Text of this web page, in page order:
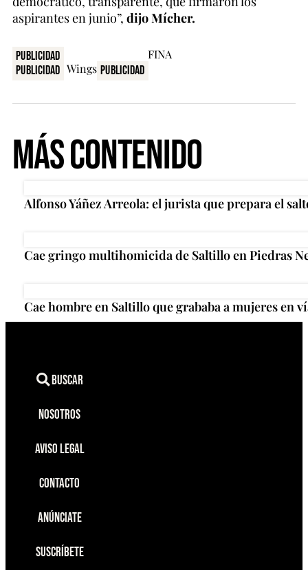
aspirantes en junio”, dijo Mícher.
Publicidad
Publicidad
Publicidad
Más Contenido
Alfonso Yáñez Arreola: el jurista que prepara el
Cae gringo multihomicida de Saltillo en Piedras
Cae hombre en Saltillo que grababa a mujeres en
Buscar
Nosotros
Aviso Legal
Contacto
Anúnciate
Suscríbete